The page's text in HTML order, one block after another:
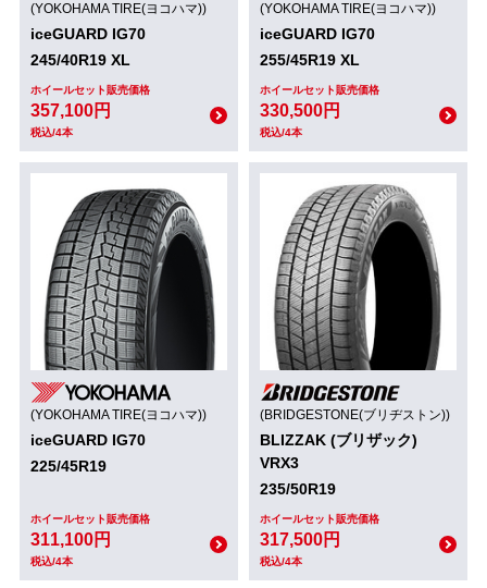
(YOKOHAMA TIRE(ヨコハマ))
iceGUARD IG70
245/40R19 XL
ホイールセット販売価格
357,100円
税込/4本
(YOKOHAMA TIRE(ヨコハマ))
iceGUARD IG70
255/45R19 XL
ホイールセット販売価格
330,500円
税込/4本
(YOKOHAMA TIRE(ヨコハマ))
iceGUARD IG70
225/45R19
ホイールセット販売価格
311,100円
税込/4本
(BRIDGESTONE(ブリヂストン))
BLIZZAK (ブリザック)
VRX3
235/50R19
ホイールセット販売価格
317,500円
税込/4本